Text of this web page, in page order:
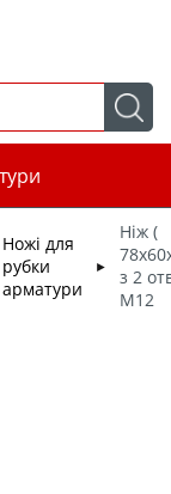
Ножі для
рубки
арматури
►
Ніж (
з 2
М12